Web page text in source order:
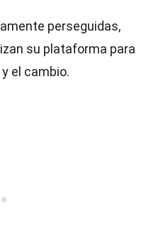
perseguidas,
su plataforma para
el cambio.